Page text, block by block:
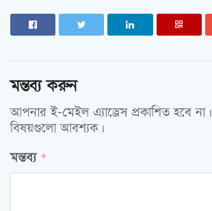
মন্তব্য করুন
আপনার ই-মেইল এ্যাড্রেস প্রকাশিত হবে না।
বিষয়গুলো আবশ্যক।
মন্তব্য *